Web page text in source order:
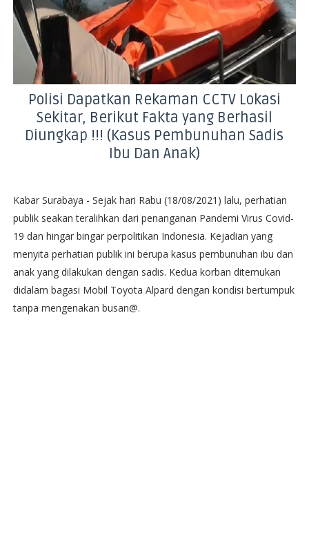
Polisi Dapatkan Rekaman CCTV Lokasi
Sekitar, Berikut Fakta yang Berhasil
Diungkap !!! (Kasus Pembunuhan Sadis
Ibu Dan Anak)
Kabar Surabaya - Sejak hari Rabu (18/08/2021) lalu, perhatian
publik seakan teralihkan dari penanganan Pandemi Virus Covid-
19 dan hingar bingar perpolitikan Indonesia. Kejadian yang
menyita perhatian publik ini berupa kasus pembunuhan ibu dan
anak yang dilakukan dengan sadis. Kedua korban ditemukan
didalam bagasi Mobil Toyota Alpard dengan kondisi bertumpuk
tanpa mengenakan busan@.